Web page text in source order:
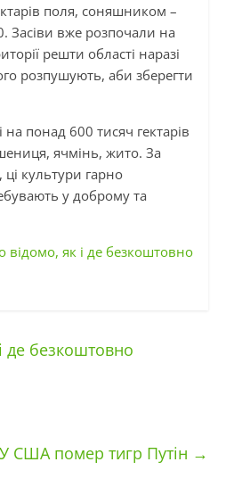
поля, соняшником –
Засіви вже розпочали на
решти області наразі
розпушують, аби зберегти
понад 600 тисяч гектарів
ячмінь, жито. За
культури гарно
у доброму та
відомо, як і де безкоштовно
де безкоштовно
У США помер тигр Путін →